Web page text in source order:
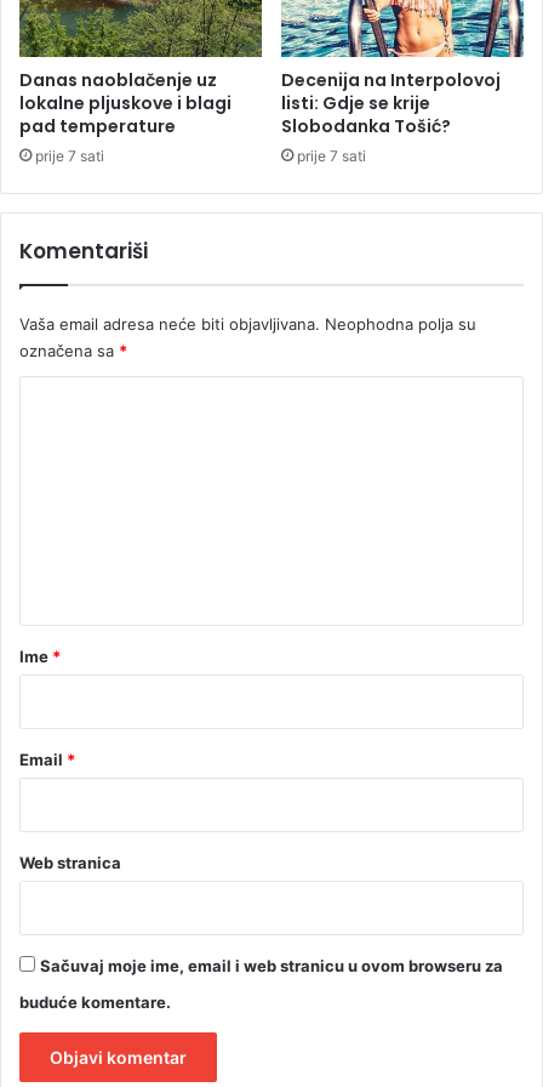
t
i
u
b
a
l
s
m
z
e
e
m
e
ć
a
v
e
l
k
e
h
o
D
Danas naoblačenje uz
lokalne pljuskove i blagi
pad temperature
prije 7 sati
Decenija na Interpolovoj
listi: Gdje se krije
Slobodanka Tošić?
prije 7 sati
Komentariši
Vaša email adresa neće biti objavljivana. Neophodna polja su
označena sa *
rIme *
Email *
Web stranica
Sačuvaj moje ime, email i web stranicu u ovom browseru za
buduće komentare.